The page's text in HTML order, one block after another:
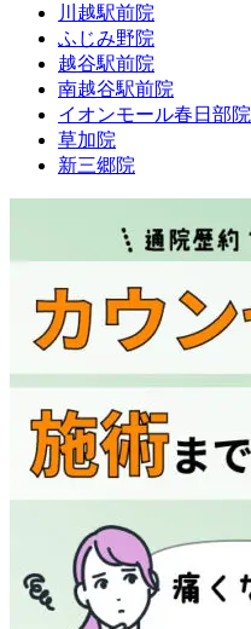
川越駅前院
ふじみ野院
越谷駅前院
南越谷駅前院
イオンモール春日部院
草加院
新三郷院